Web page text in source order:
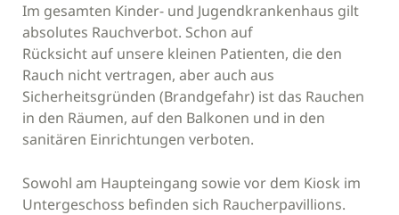
Im gesamten Kinder- und Jugendkrankenhaus gilt
absolutes Rauchverbot. Schon auf
Rücksicht auf unsere kleinen Patienten, die den
Rauch nicht vertragen, aber auch aus
Sicherheitsgründen (Brandgefahr) ist das Rauchen
in den Räumen, auf den Balkonen und in den
sanitären Einrichtungen verboten.
Sowohl am Haupteingang sowie vor dem Kiosk im
Untergeschoss befinden sich Raucherpavillions.